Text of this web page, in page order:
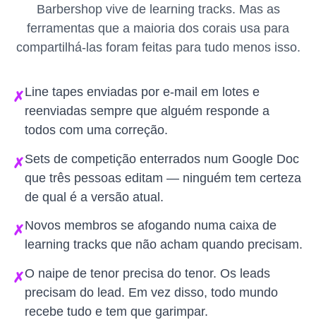
Barbershop vive de learning tracks. Mas as
ferramentas que a maioria dos corais usa para
compartilhá-las foram feitas para tudo menos isso.
✗Line tapes enviadas por e-mail em lotes e
reenviadas sempre que alguém responde a
todos com uma correção.
✗Sets de competição enterrados num Google Doc
que três pessoas editam — ninguém tem certeza
de qual é a versão atual.
✗Novos membros se afogando numa caixa de
learning tracks que não acham quando precisam.
✗O naipe de tenor precisa do tenor. Os leads
precisam do lead. Em vez disso, todo mundo
recebe tudo e tem que garimpar.